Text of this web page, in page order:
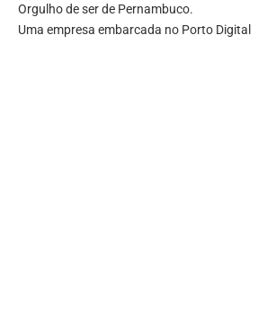
Orgulho de ser de Pernambuco.
Uma empresa embarcada no Porto Digital